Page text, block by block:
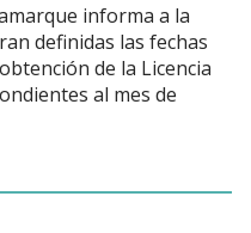
informa a la
definidas las fechas
de la Licencia
al mes de